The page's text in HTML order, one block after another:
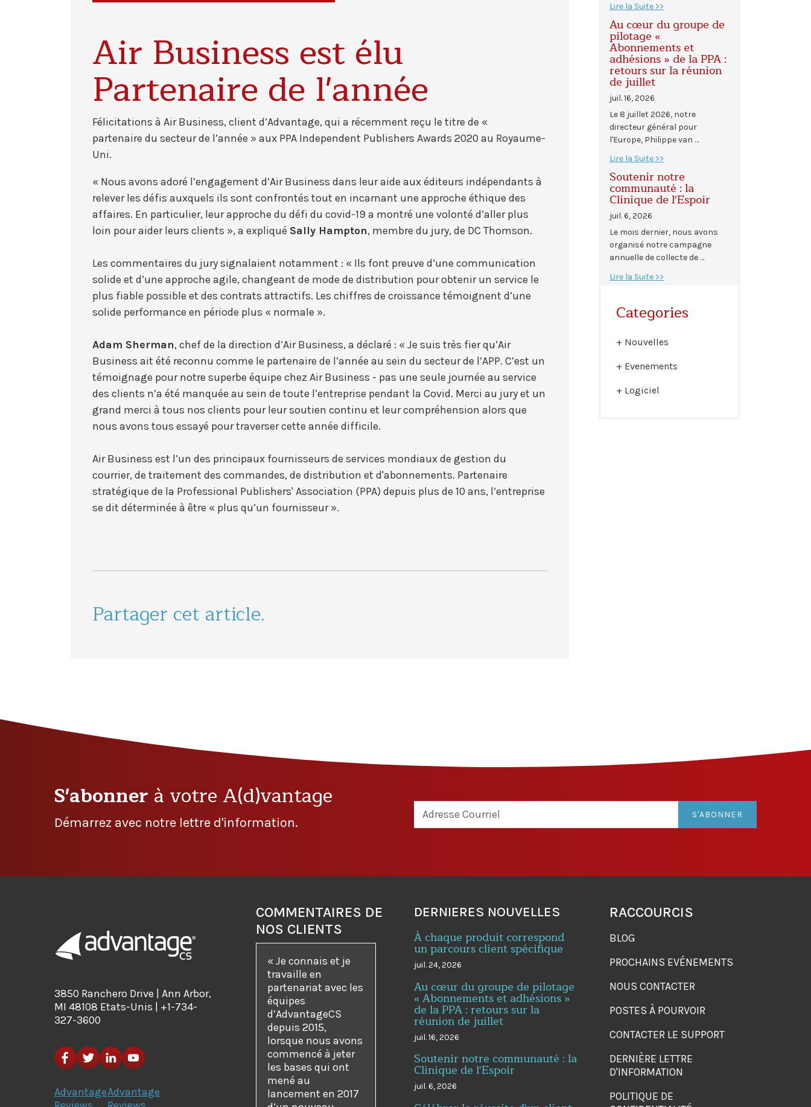
Air Business est élu
Partenaire de l'année
Félicitations à Air Business, client d’Advantage, qui a récemment reçu le titre de «
partenaire du secteur de l’année » aux PPA Independent Publishers Awards 2020 au Royaume-
Uni.
« Nous avons adoré l’engagement d’Air Business dans leur aide aux éditeurs indépendants à
relever les défis auxquels ils sont confrontés tout en incarnant une approche éthique des
affaires. En particulier, leur approche du défi du covid-19 a montré une volonté d’aller plus
loin pour aider leurs clients », a expliqué Sally Hampton, membre du jury, de DC Thomson.
Les commentaires du jury signalaient notamment : « Ils font preuve d’une communication
solide et d’une approche agile, changeant de mode de distribution pour obtenir un service le
plus fiable possible et des contrats attractifs. Les chiffres de croissance témoignent d’une
solide performance en période plus « normale ».
Adam Sherman, chef de la direction d’Air Business, a déclaré : « Je suis très fier qu’Air
Business ait été reconnu comme le partenaire de l’année au sein du secteur de l’APP. C’est un
témoignage pour notre superbe équipe chez Air Business - pas une seule journée au service
des clients n’a été manquée au sein de toute l’entreprise pendant la Covid. Merci au jury et un
grand merci à tous nos clients pour leur soutien continu et leur compréhension alors que
nous avons tous essayé pour traverser cette année difficile.
Air Business est l’un des principaux fournisseurs de services mondiaux de gestion du
courrier, de traitement des commandes, de distribution et d'abonnements. Partenaire
stratégique de la Professional Publishers' Association (PPA) depuis plus de 10 ans, l’entreprise
se dit déterminée à être « plus qu’un fournisseur ».
Partager cet article.
Lire la Suite >>
Au cœur du groupe de
pilotage «
Abonnements et
adhésions » de la PPA :
retours sur la réunion
de juillet
juil. 16, 2026
Le 8 juillet 2026, notre
directeur général pour
l'Europe, Philippe van …
Lire la Suite >>
Soutenir notre
communauté : la
Clinique de l'Espoir
juil. 6, 2026
Le mois dernier, nous avons
organisé notre campagne
annuelle de collecte de …
Lire la Suite >>
Categories
Nouvelles
Evenements
Logiciel
S'abonner à votre A(d)vantage
Démarrez avec notre lettre d'information.
S'ABONNER
3850 Ranchero Drive | Ann Arbor,
MI 48108 Etats-Unis | +1-734-
327-3600
AdvantageAdvantage
COMMENTAIRES DE
NOS CLIENTS
« Je connais et je
travaille en
partenariat avec les
équipes
d’AdvantageCS
depuis 2015,
lorsque nous avons
commencé à jeter
les bases qui ont
mené au
lancement en 2017
DERNIERES NOUVELLES
À chaque produit correspond
un parcours client spécifique
juil. 24, 2026
Au cœur du groupe de pilotage
« Abonnements et adhésions »
de la PPA : retours sur la
réunion de juillet
juil. 16, 2026
Soutenir notre communauté : la
Clinique de l'Espoir
juil. 6, 2026
RACCOURCIS
BLOG
PROCHAINS EVÉNEMENTS
NOUS CONTACTER
POSTES À POURVOIR
CONTACTER LE SUPPORT
DERNIÈRE LETTRE
D'INFORMATION
POLITIQUE DE